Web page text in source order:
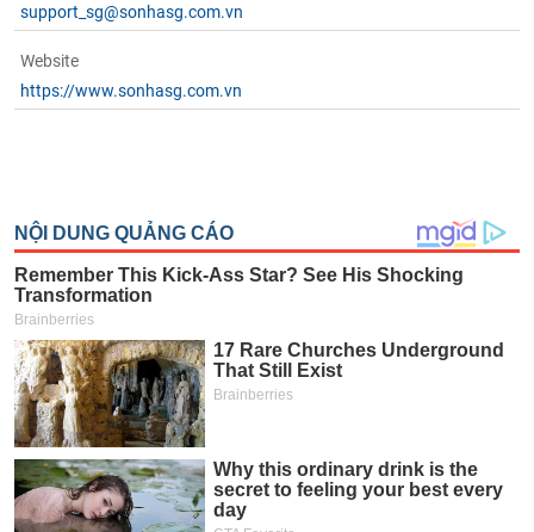
support_sg@sonhasg.com.vn
Website
https://www.sonhasg.com.vn